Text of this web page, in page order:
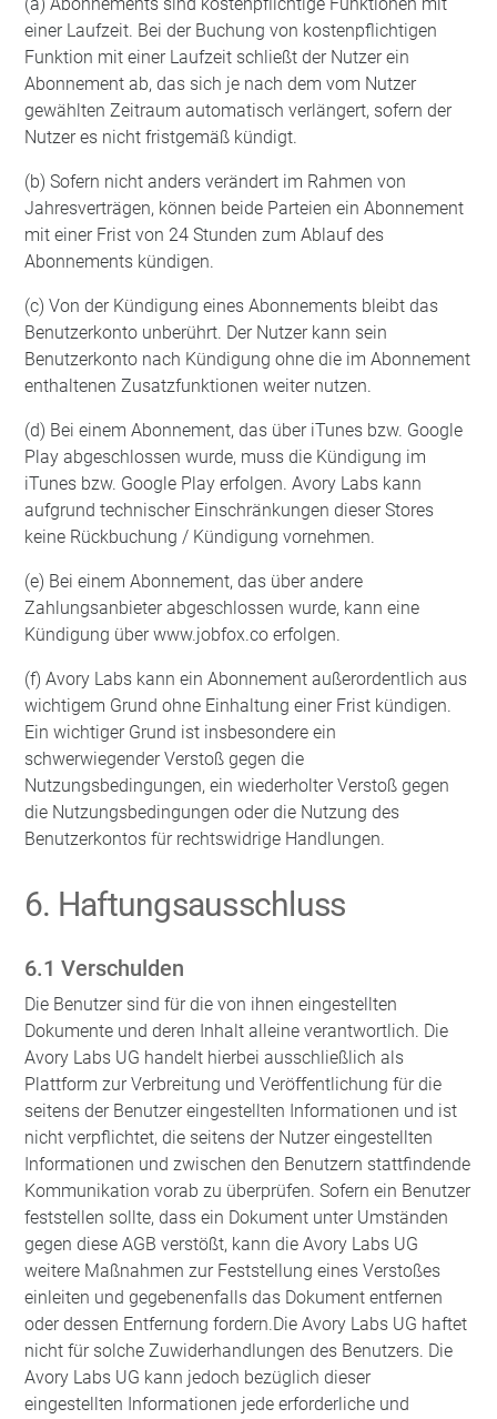
einer Laufzeit. Bei der Buchung von kostenpflichtigen
Funktion mit einer Laufzeit schließt der Nutzer ein
Abonnement ab, das sich je nach dem vom Nutzer
gewählten Zeitraum automatisch verlängert, sofern der
Nutzer es nicht fristgemäß kündigt.
(b) Sofern nicht anders verändert im Rahmen von
Jahresverträgen, können beide Parteien ein Abonnement
mit einer Frist von 24 Stunden zum Ablauf des
Abonnements kündigen.
(c) Von der Kündigung eines Abonnements bleibt das
Benutzerkonto unberührt. Der Nutzer kann sein
Benutzerkonto nach Kündigung ohne die im Abonnement
enthaltenen Zusatzfunktionen weiter nutzen.
(d) Bei einem Abonnement, das über iTunes bzw. Google
Play abgeschlossen wurde, muss die Kündigung im
iTunes bzw. Google Play erfolgen. Avory Labs kann
aufgrund technischer Einschränkungen dieser Stores
keine Rückbuchung / Kündigung vornehmen.
(e) Bei einem Abonnement, das über andere
Zahlungsanbieter abgeschlossen wurde, kann eine
Kündigung über www.jobfox.co erfolgen.
(f) Avory Labs kann ein Abonnement außerordentlich aus
wichtigem Grund ohne Einhaltung einer Frist kündigen.
Ein wichtiger Grund ist insbesondere ein
schwerwiegender Verstoß gegen die
Nutzungsbedingungen, ein wiederholter Verstoß gegen
die Nutzungsbedingungen oder die Nutzung des
Benutzerkontos für rechtswidrige Handlungen.
6. Haftungsausschluss
6.1 Verschulden
Die Benutzer sind für die von ihnen eingestellten
Dokumente und deren Inhalt alleine verantwortlich. Die
Avory Labs UG handelt hierbei ausschließlich als
Plattform zur Verbreitung und Veröffentlichung für die
seitens der Benutzer eingestellten Informationen und ist
nicht verpflichtet, die seitens der Nutzer eingestellten
Informationen und zwischen den Benutzern stattfindende
Kommunikation vorab zu überprüfen. Sofern ein Benutzer
feststellen sollte, dass ein Dokument unter Umständen
gegen diese AGB verstößt, kann die Avory Labs UG
weitere Maßnahmen zur Feststellung eines Verstoßes
einleiten und gegebenenfalls das Dokument entfernen
oder dessen Entfernung fordern.Die Avory Labs UG haftet
nicht für solche Zuwiderhandlungen des Benutzers. Die
Avory Labs UG kann jedoch bezüglich dieser
eingestellten Informationen jede erforderliche und